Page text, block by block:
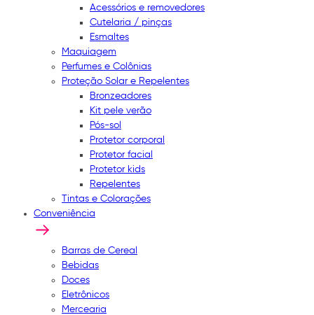
Acessórios e removedores
Cutelaria / pinças
Esmaltes
Maquiagem
Perfumes e Colônias
Proteção Solar e Repelentes
Bronzeadores
Kit pele verão
Pós-sol
Protetor corporal
Protetor facial
Protetor kids
Repelentes
Tintas e Colorações
Conveniência
Barras de Cereal
Bebidas
Doces
Eletrônicos
Mercearia